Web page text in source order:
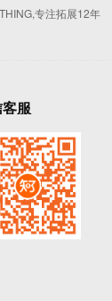
专注拓展12年
服